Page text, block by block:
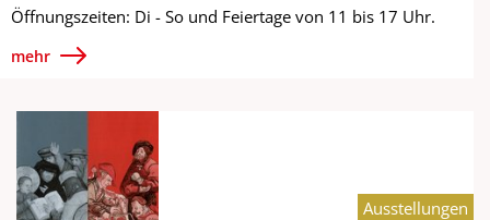
Öffnungszeiten: Di - So und Feiertage von 11 bis 17 Uhr.
mehr
Ausstellungen